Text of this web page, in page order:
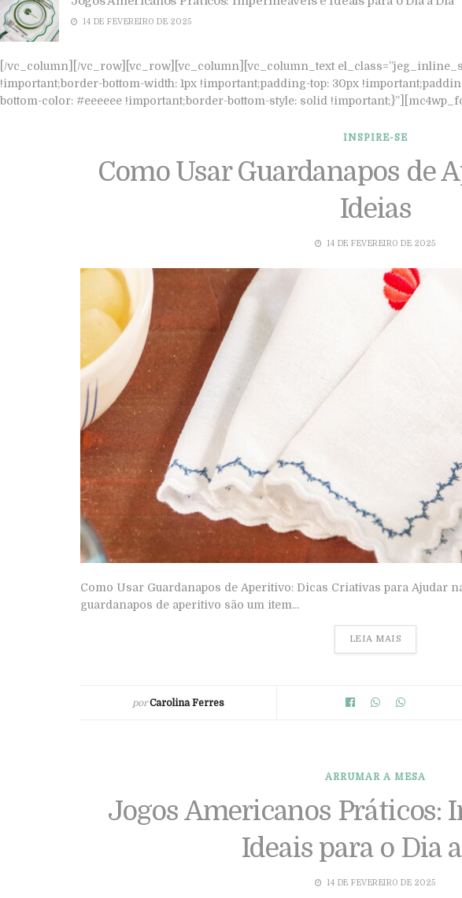
Sofisticada
[/vc_column][/vc_row][vc_row][vc_column][vc_column_text
!important;border-bottom-width: 1px !important;padding-top: 30px
bottom-color: #eeeeee !important;border-bottom-style: solid
INSPIRE-SE
Como Usar Guardanapos de
Ideias
14 DE FEVEREIRO DE 2025
Como Usar Guardanapos de Aperitivo: Dicas Criativas para Ajudar
guardanapos de aperitivo são um item...
LEIA MAIS
por Carolina Ferres
ARRUMAR A MESA
Jogos Americanos Práticos:
Ideais para o Dia
14 DE FEVEREIRO DE 2025